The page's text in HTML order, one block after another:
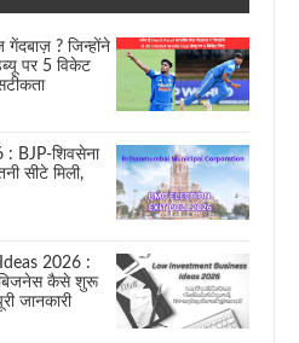
? जिन्होंने
पर 5 विकेट
BJP-शिवसेना
सीटे मिली,
2026 :
बिजनेस कैसे शुरू
जानकारी